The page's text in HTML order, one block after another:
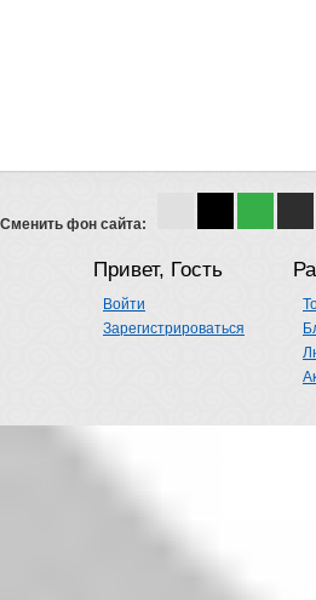
Сменить фон сайта:
Привет, Гость
Войти
Зарегистрироваться